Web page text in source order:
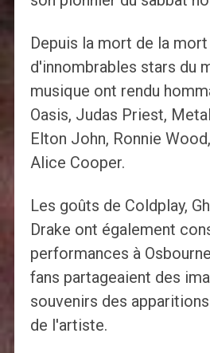
Depuis la mort de la mort
d'innombrables stars du
musique ont rendu
Oasis, Judas Priest,
Elton John, Ronnie
Alice Cooper.
Les goûts de Coldplay,
Drake ont également
performances à
fans partageaient des
souvenirs des
de l'artiste.